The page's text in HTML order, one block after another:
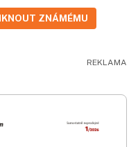
ZNÁMÉMU